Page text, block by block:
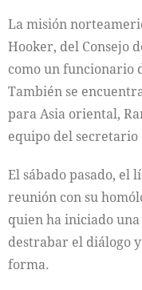
La misión
Hooker, del Consejo
como un funcionario
También se
para Asia oriental,
equipo del secretario
El sábado pasado, el
reunión con su
quien ha iniciado
destrabar el diálogo
forma.